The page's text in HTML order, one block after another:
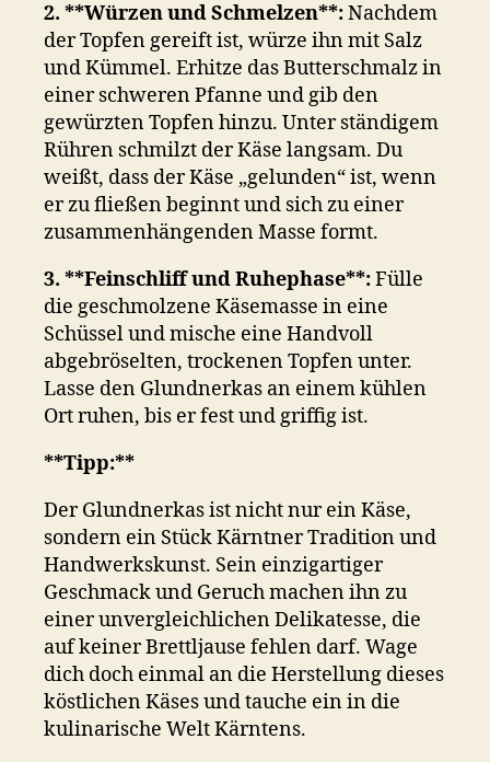
2. **Würzen und Schmelzen**:Nachdem
der Topfen gereift ist, würze ihn mit Salz
und Kümmel. Erhitze das Butterschmalz in
einer schweren Pfanne und gib den
gewürzten Topfen hinzu. Unter ständigem
Rühren schmilzt der Käse langsam. Du
weißt, dass der Käse „gelunden“ ist, wenn
er zu fließen beginnt und sich zu einer
zusammenhängenden Masse formt.
3. **Feinschliff und Ruhephase**:Fülle
die geschmolzene Käsemasse in eine
Schüssel und mische eine Handvoll
abgebröselten, trockenen Topfen unter.
Lasse den Glundnerkas an einem kühlen
Ort ruhen, bis er fest und griffig ist.
**Tipp:**
Der Glundnerkas ist nicht nur ein Käse,
sondern ein Stück Kärntner Tradition und
Handwerkskunst. Sein einzigartiger
Geschmack und Geruch machen ihn zu
einer unvergleichlichen Delikatesse, die
auf keiner Brettljause fehlen darf. Wage
dich doch einmal an die Herstellung dieses
köstlichen Käses und tauche ein in die
kulinarische Welt Kärntens.